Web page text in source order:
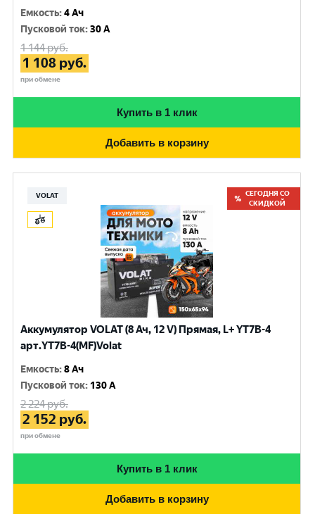
Емкость:4 Ач
Пусковой ток:30 A
1 144руб.
1 108 руб.
при обмене
Купить в 1 клик
Добавить в корзину
VOLAT
СЕГОДНЯ СО
СКИДКОЙ
Аккумулятор VOLAT (8 Ач, 12 V) Прямая, L+ YT7B-4
арт.YT7B-4(MF)Volat
Емкость:8 Ач
Пусковой ток: 130 A
2 224руб.
2 152 руб.
при обмене
Купить в 1 клик
Добавить в корзину